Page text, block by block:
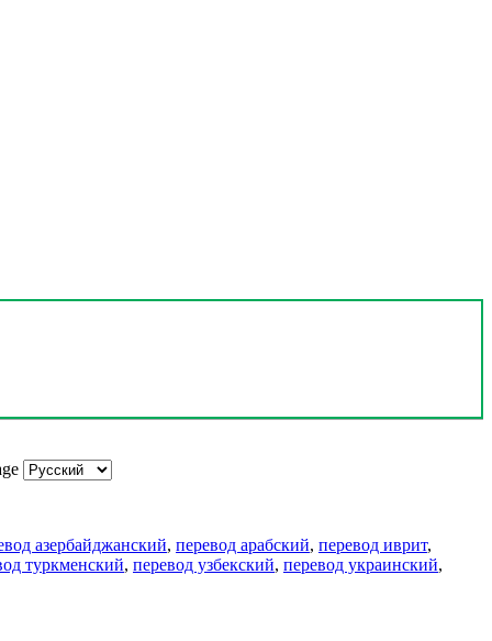
азербайджанский, перевод арабский, перевод иврит,
туркменский, перевод узбекский, перевод украинский,